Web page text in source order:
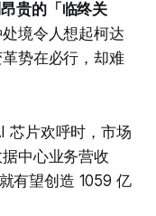
贵的「临终关
境令人想起柯达
势在必行，却难
芯片欢呼时，市场
中心业务营收
有望创造 1059 亿